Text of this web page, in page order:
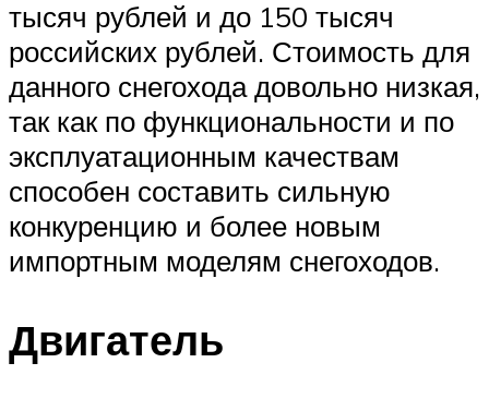
тысяч рублей и до 150 тысяч
российских рублей. Стоимость для
данного снегохода довольно низкая,
так как по функциональности и по
эксплуатационным качествам
способен составить сильную
конкуренцию и более новым
импортным моделям снегоходов.
Двигатель